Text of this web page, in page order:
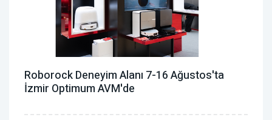
Roborock Deneyim Alanı 7-16 Ağustos'ta
İzmir Optimum AVM'de